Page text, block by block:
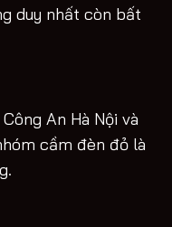
duy nhất còn bất
An Hà Nội và
cầm đèn đỏ là